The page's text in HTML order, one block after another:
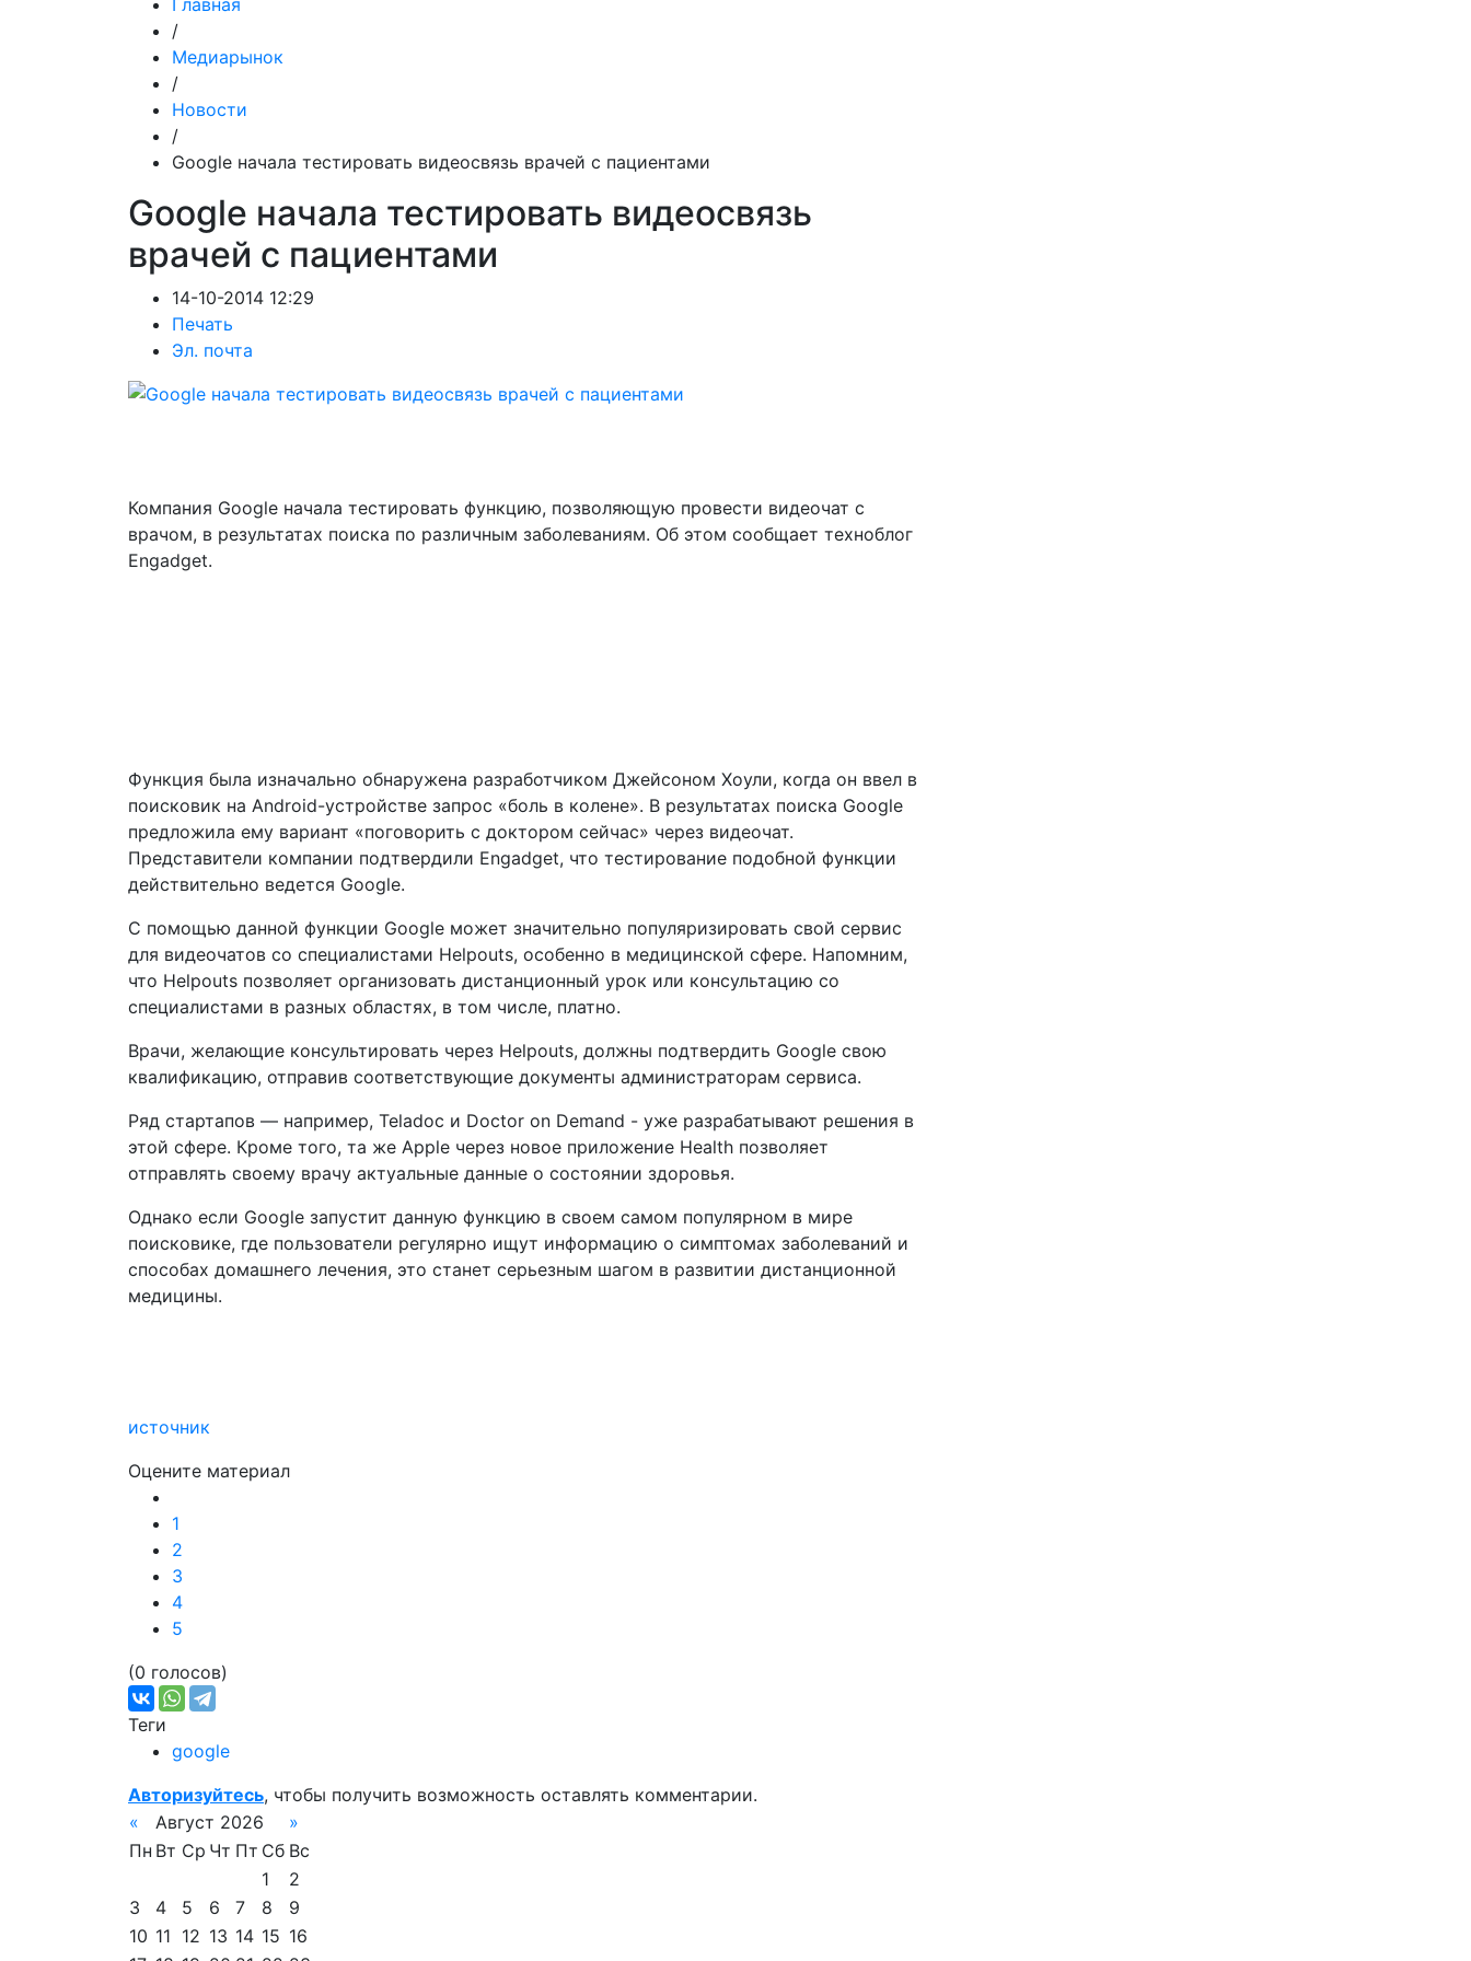
Главная
/
Медиарынок
/
Новости
/
Google начала тестировать видеосвязь врачей с пациентами
Google начала тестировать видеосвязь
врачей с пациентами
14-10-2014 12:29
Печать
Эл. почта
Компания Google начала тестировать функцию, позволяющую провести видеочат с
врачом, в результатах поиска по различным заболеваниям. Об этом сообщает техноблог
Engadget.
Функция была изначально обнаружена разработчиком Джейсоном Хоули, когда он ввел в
поисковик на Android-устройстве запрос «боль в колене». В результатах поиска Google
предложила ему вариант «поговорить с доктором сейчас» через видеочат.
Представители компании подтвердили Engadget, что тестирование подобной функции
действительно ведется Google.
С помощью данной функции Google может значительно популяризировать свой сервис
для видеочатов со специалистами Helpouts, особенно в медицинской сфере. Напомним,
что Helpouts позволяет организовать дистанционный урок или консультацию со
специалистами в разных областях, в том числе, платно.
Врачи, желающие консультировать через Helpouts, должны подтвердить Google свою
квалификацию, отправив соответствующие документы администраторам сервиса.
Ряд стартапов — например, Teladoc и Doctor on Demand - уже разрабатывают решения в
этой сфере. Кроме того, та же Apple через новое приложение Health позволяет
отправлять своему врачу актуальные данные о состоянии здоровья.
Однако если Google запустит данную функцию в своем самом популярном в мире
поисковике, где пользователи регулярно ищут информацию о симптомах заболеваний и
способах домашнего лечения, это станет серьезным шагом в развитии дистанционной
медицины.
источник
Оцените материал
1
2
3
4
5
(0 голосов)
Теги
google
Авторизуйтесь, чтобы получить возможность оставлять комментарии.
«
Август 2026
»
Пн Вт Ср Чт Пт Сб Вс
1
2
3
4 5 6 7 8
9
10 11 12 13 14 15 16